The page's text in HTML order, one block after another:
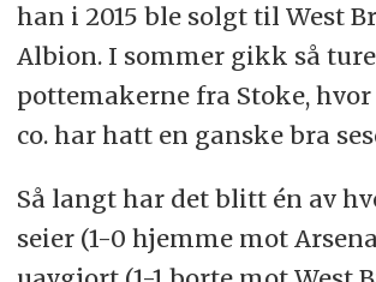
han i 2015 ble solgt til West
Albion. I sommer gikk så
pottemakerne fra Stoke, hvor
co. har hatt en ganske bra
Så langt har det blitt én av
seier (1-0 hjemme mot